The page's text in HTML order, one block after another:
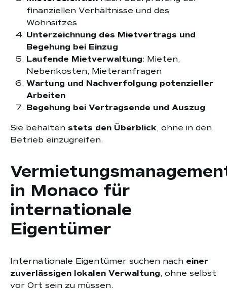
finanziellen Verhältnisse und des
Wohnsitzes
Unterzeichnung des Mietvertrags und
Begehung bei Einzug
Laufende Mietverwaltung: Mieten,
Nebenkosten, Mieteranfragen
Wartung und Nachverfolgung potenzieller
Arbeiten
Begehung bei Vertragsende und Auszug
Sie behalten stets den Überblick, ohne in den
Betrieb einzugreifen.
in Monaco für
internationale
Eigentümer
Internationale Eigentümer suchen nach einer
zuverlässigen lokalen Verwaltung, ohne selbst
vor Ort sein zu müssen.